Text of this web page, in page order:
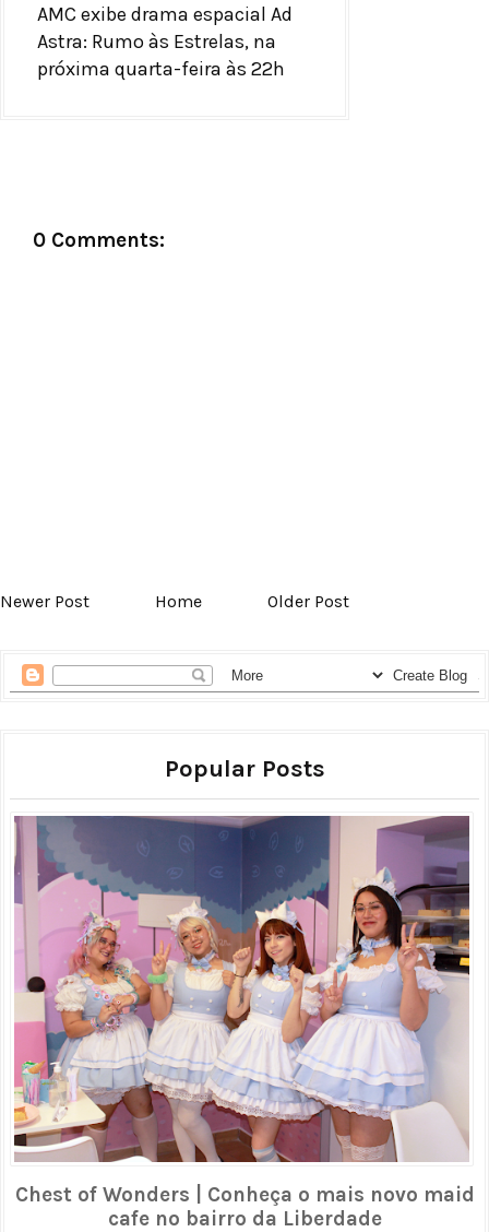
AMC exibe drama espacial Ad
Astra: Rumo às Estrelas, na
próxima quarta-feira às 22h
0 Comments:
Newer Post Home Older Post
Popular Posts
Chest of Wonders | Conheça o mais novo maid
cafe no bairro da Liberdade